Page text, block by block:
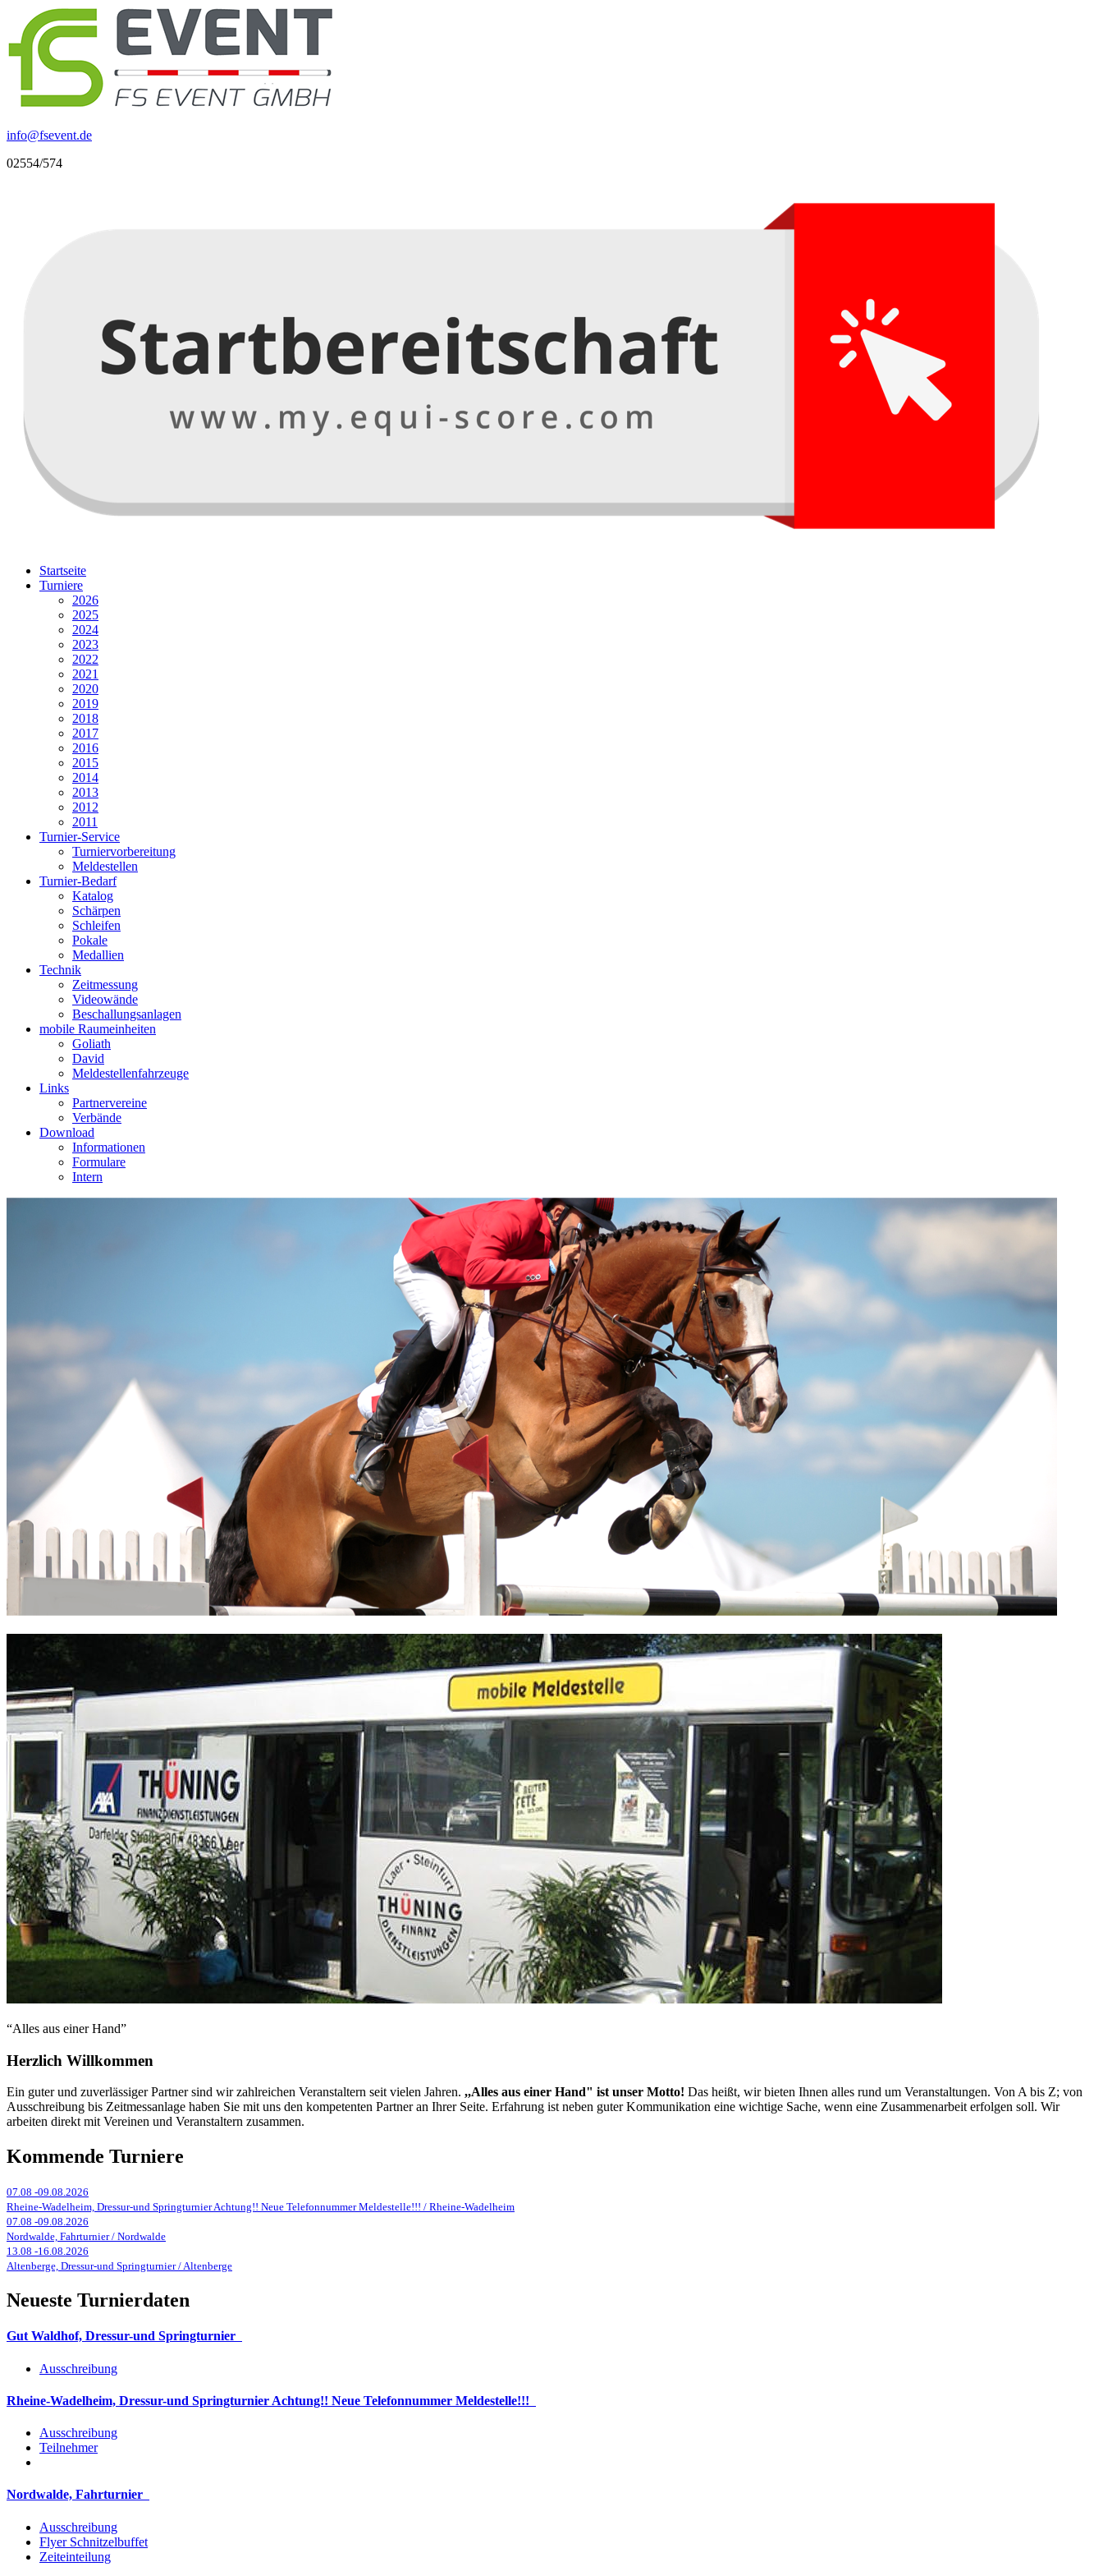
info@fsevent.de
02554/574
Startseite
Turniere
2026
2025
2024
2023
2022
2021
2020
2019
2018
2017
2016
2015
2014
2013
2012
2011
Turnier-Service
Turniervorbereitung
Meldestellen
Turnier-Bedarf
Katalog
Schärpen
Schleifen
Pokale
Medallien
Technik
Zeitmessung
Videowände
Beschallungsanlagen
mobile Raumeinheiten
Goliath
David
Meldestellenfahrzeuge
Links
Partnervereine
Verbände
Download
Informationen
Formulare
Intern
“Alles aus einer Hand”
Herzlich Willkommen
Ein guter und zuverlässiger Partner sind wir zahlreichen Veranstaltern seit vielen Jahren. ,,Alles aus einer Hand" ist unser Motto! Das heißt, wir bieten Ihnen alles rund um Veranstaltungen. Von A bis Z; von
Ausschreibung bis Zeitmessanlage haben Sie mit uns den kompetenten Partner an Ihrer Seite. Erfahrung ist neben guter Kommunikation eine wichtige Sache, wenn eine Zusammenarbeit erfolgen soll. Wir
arbeiten direkt mit Vereinen und Veranstaltern zusammen.
Kommende Turniere
07.08 -09.08.2026
Rheine-Wadelheim, Dressur-und Springturnier Achtung!! Neue Telefonnummer Meldestelle!!! / Rheine-Wadelheim
07.08 -09.08.2026
Nordwalde, Fahrturnier / Nordwalde
13.08 -16.08.2026
Altenberge, Dressur-und Springturnier / Altenberge
Neueste Turnierdaten
Gut Waldhof, Dressur-und Springturnier
Ausschreibung
Rheine-Wadelheim, Dressur-und Springturnier Achtung!! Neue Telefonnummer Meldestelle!!!
Ausschreibung
Teilnehmer
Nordwalde, Fahrturnier
Ausschreibung
Flyer Schnitzelbuffet
Zeiteinteilung